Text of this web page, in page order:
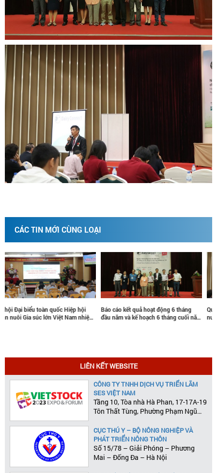
CÁC TIN MỚI CÙNG LOẠI
Báo cáo kết quả hoạt động 6 tháng
đầu năm và kế hoạch 6 tháng cuối năm
Quy chế hoạt động của Hiệp hội
nuôi gia súc lớn Việt Nam, nhiệm kỳ
LIÊN KẾT WEBSITE
CÔNG TY TNHH DỊCH VỤ TRIỂN LÃM
SES VIỆT NAM
Tầng 10, Tòa nhà Hà Phan, 17-17A-19
Tôn Thất Tùng, Phường Phạm Ngũ
CỤC THÚ Y – BỘ NÔNG NGHIỆP VÀ
PHÁT TRIỂN NÔNG THÔN
Số 15/78 – Giải Phóng – Phương
Mai – Đống Đa – Hà Nội